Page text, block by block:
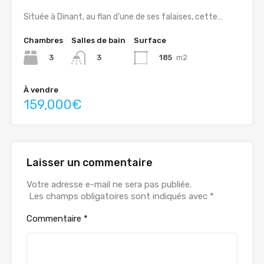
Située à Dinant, au flan d’une de ses falaises, cette…
Chambres
3
Salles de bain
3
Surface
185 m2
À vendre
159,000€
Laisser un commentaire
Votre adresse e-mail ne sera pas publiée.
Les champs obligatoires sont indiqués avec *
Commentaire *